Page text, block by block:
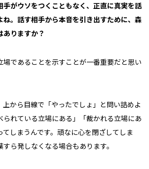
がウソをつくこともなく、正直に真実を話
ね。話す相手から本音を引き出すために、森
ありますか？
場であることを示すことが一番重要だと思い
から目線で「やったでしょ」と問い詰めよ
られている立場にある」「裁かれる立場にあ
しまうんです。頑なに心を閉ざしてしま
ら発しなくなる場合もあります。